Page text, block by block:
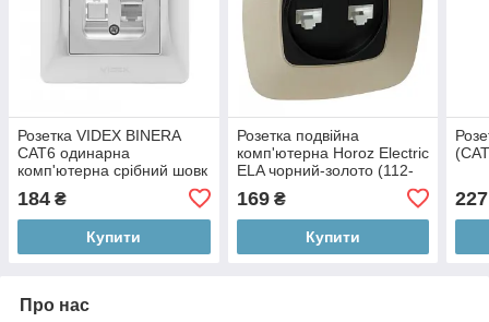
Розетка VIDEX BINERA
CAT6 одинарна
комп'ютерна срібний шовк
184 ₴
Купити
Розетка подвійна
комп'ютерна Horoz Electric
ELA чорний-золото (112-
169₴
Купити
Про нас